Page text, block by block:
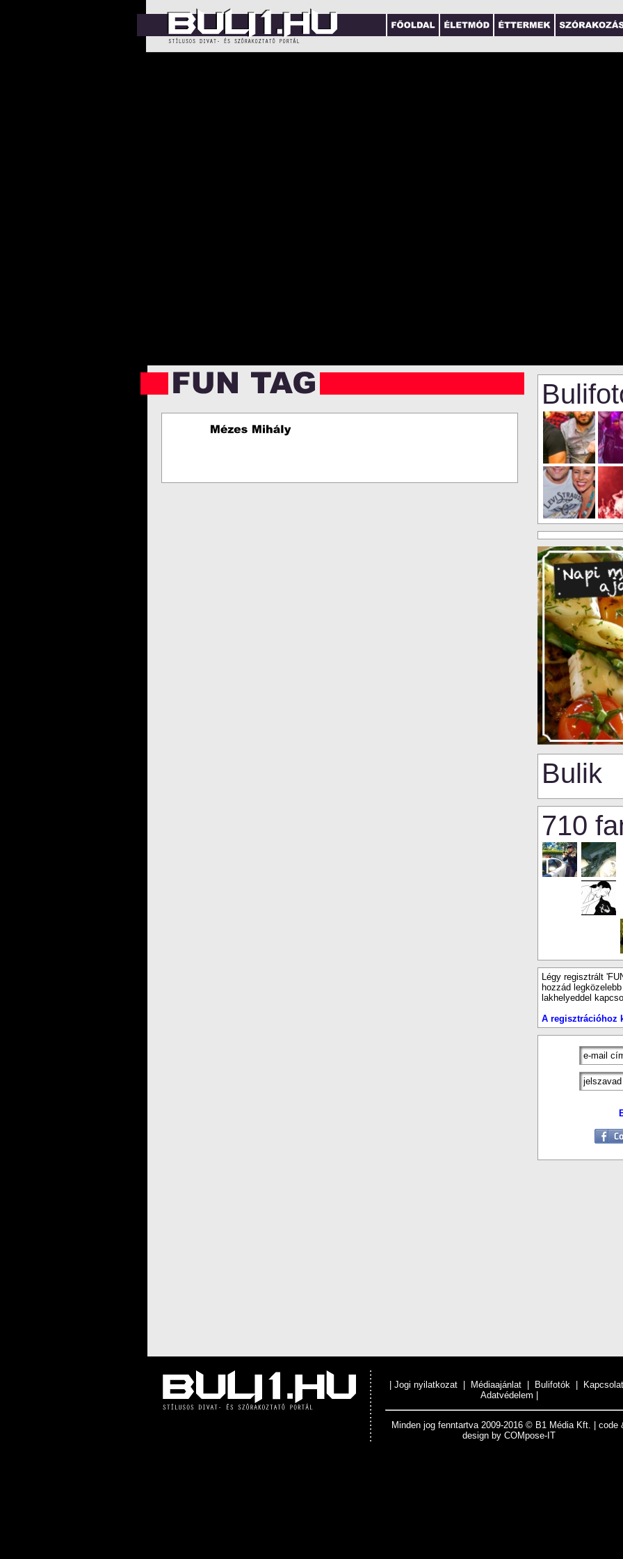
Bulik
710
Légy regisztrált
hozzád
lakhelyeddel
A regisztrációhoz
Jogi nyilatkozat Médiaajánlat Bulifotók
Kapcsolat
Adatvédelem
Minden jog fenntartva 2009-2016 © B1 Média Kft. | code
design by COMpose-IT